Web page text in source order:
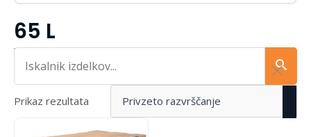
65 L
Iskalnik...
Prikaz rezultata